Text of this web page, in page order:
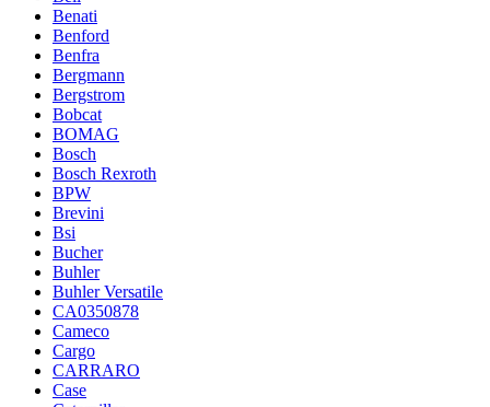
Benati
Benford
Benfra
Bergmann
Bergstrom
Bobcat
BOMAG
Bosch
Bosch Rexroth
BPW
Brevini
Bsi
Bucher
Buhler
Buhler Versatile
CA0350878
Cameco
Cargo
CARRARO
Case